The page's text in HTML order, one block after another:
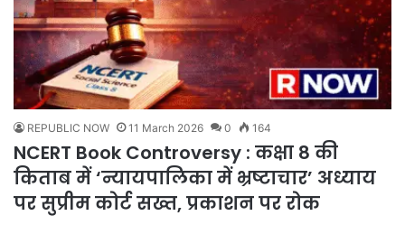
REPUBLIC NOW 11 March 2026 0 164
NCERT Book Controversy : कक्षा 8 की
किताब में ‘न्यायपालिका में भ्रष्टाचार’ अध्याय
पर सुप्रीम कोर्ट सख्त, प्रकाशन पर रोक